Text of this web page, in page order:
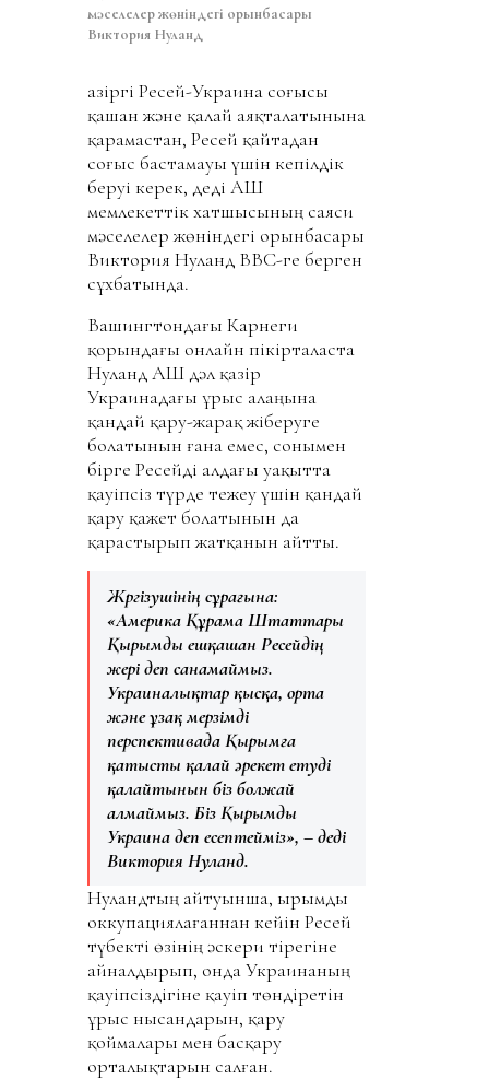
мәселелер жөніндегі орынбасары
Виктория Нуланд
Қазіргі Ресей-Украина соғысы
қашан және қалай аяқталатынына
қарамастан, Ресей қайтадан
соғыс бастамауы үшін кепілдік
беруі керек, деді АҚШ
мемлекеттік хатшысының саяси
мәселелер жөніндегі орынбасары
Виктория Нуланд BBC-ге берген
сұхбатында.
Вашингтондағы Карнеги
қорындағы онлайн пікірталаста
Нуланд АҚШ дәл қазір
Украинадағы ұрыс алаңына
қандай қару-жарақ жіберуге
болатынын ғана емес, сонымен
бірге Ресейді алдағы уақытта
қауіпсіз түрде тежеу ​​үшін қандай
қару қажет болатынын да
қарастырып жатқанын айтты.
Жүргізушінің сұрағына:
«Америка Құрама Штаттары
Қырымды ешқашан Ресейдің
жері деп санамаймыз.
Украиналықтар қысқа, орта
және ұзақ мерзімді
перспективада Қырымға
қатысты қалай әрекет етуді
қалайтынын біз болжай
алмаймыз. Біз Қырымды
Украина деп есептейміз», – деді
Виктория Нуланд.
Нуландтың айтуынша, Қырымды
оккупациялағаннан кейін Ресей
түбекті өзінің әскери тірегіне
айналдырып, онда Украинаның
қауіпсіздігіне қауіп төндіретін
ұрыс нысандарын, қару
қоймалары мен басқару
орталықтарын салған.